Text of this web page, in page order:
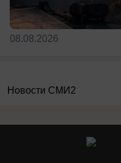
08.08.2026
Новости СМИ2